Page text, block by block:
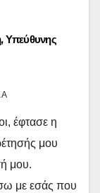
Υπεύθυνης
έφτασε η
μου
μου.
με εσάς που